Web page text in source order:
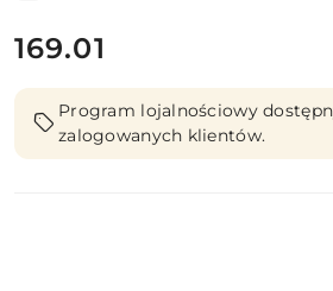
cena:
169.01
Program lojalnościowy
zalogowanych klientów.